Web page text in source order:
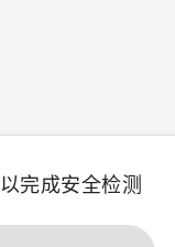
完成安全检测